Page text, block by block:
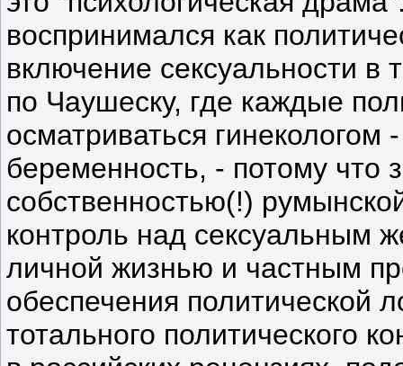
воспринимался как
включение сексуальности в
по Чаушеску, где каждые
осматриваться гинекологом
беременность, - потому что
собственностью(!)
контроль над сексуальным
личной жизнью и частным
обеспечения политической
тотального политического